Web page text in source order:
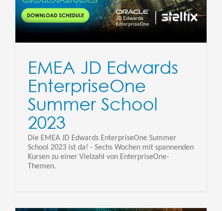
EMEA JD Edwards
EnterpriseOne
Summer School
2023
Die EMEA JD Edwards EnterpriseOne Summer
School 2023 ist da! - Sechs Wochen mit spannenden
Kursen zu einer Vielzahl von EnterpriseOne-
Themen.